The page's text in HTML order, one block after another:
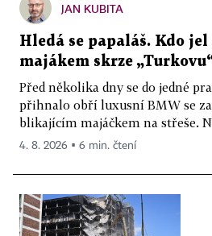
JAN KUBITA
Hledá se papaláš. Kdo
majákem skrze
Před několika dny se do jedné
přihnalo obří luxusní BMW se
blikajícím majáčkem na střeše.
4. 8. 2026 ▪ 6 min. čtení